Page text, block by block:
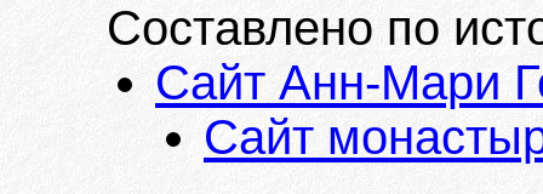
Составлено по
Сайт Анн-Мари
Сайт